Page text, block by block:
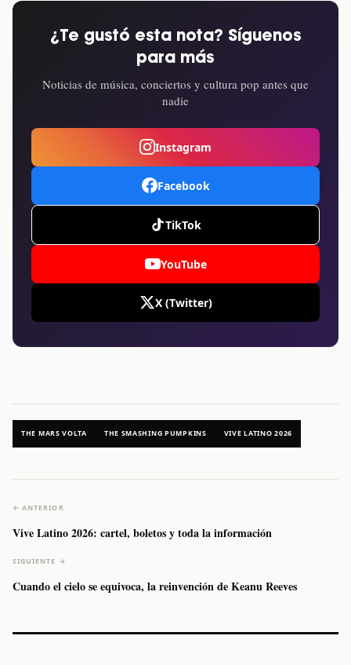
¿Te gustó esta nota? Síguenos
para más
Noticias de música, conciertos y cultura pop antes que
nadie
Instagram
Facebook
TikTok
YouTube
X (Twitter)
THE MARS VOLTA THE SMASHING PUMPKINS VIVE LATINO 2026
← ANTERIOR
Vive Latino 2026: cartel, boletos y toda la información
SIGUIENTE →
Cuando el cielo se equivoca, la reinvención de Keanu Reeves